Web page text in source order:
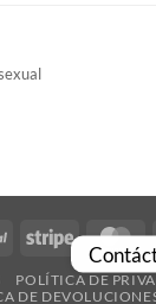
PayPal Stripe
POLÍTICA DE
DE